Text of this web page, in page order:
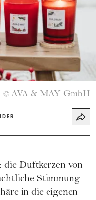
© AVA & MAY GmbH
die Duftkerzen von
Stimmung
in die eigenen